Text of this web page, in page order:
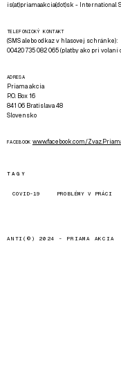
is(at)priamaakcia(dot)sk - International
TELEFONICKÝ KONTAKT
(SMS alebo odkaz v hlasovej schránke):
00420 735 082 065 (platby ako pri
ADRESA
Priama akcia
P.O. Box 16
841 06 Bratislava 48
Slovensko
FACEBOOK www.facebook.com/
TAGY
COVID-19 PROBLÉMY V PRÁCI
ANTI(©) 2024 - PRIAMA AKCIA